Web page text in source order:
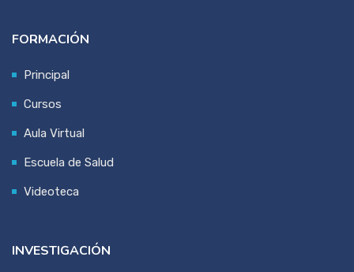
FORMACIÓN
Principal
Cursos
Aula Virtual
Escuela de Salud
Videoteca
INVESTIGACIÓN